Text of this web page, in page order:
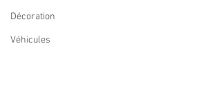
Décoration
Véhicules